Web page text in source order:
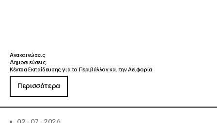
Ανακοινώσεις
Δημοσιεύσεις
Κέντρα Εκπαίδευσης για το Περιβάλλον και την Αειφορία
Περισσότερα